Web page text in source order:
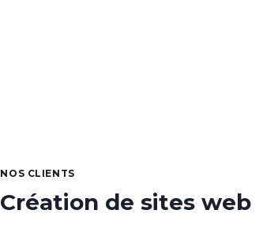
NOS CLIENTS
Création de sites web